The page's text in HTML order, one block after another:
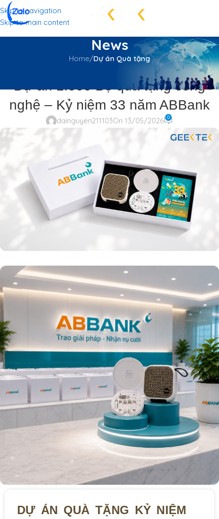
Skip to navigation
Skip to main content
News
Home/Dự án Quà tặng
Dự án 1.000 Bộ quà tặng công
nghệ – Kỷ niệm 33 năm ABBank
dainguyen211103On 13/05/2026 0
DỰ ÁN QUÀ TẶNG KỶ NIỆM